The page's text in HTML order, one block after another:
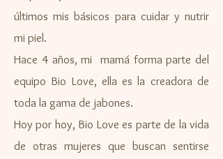
últimos mis básicos para cuidar y nutrir
mi piel.
Hace 4 años, mi mamá forma parte del
equipo Bio Love, ella es la creadora de
toda la gama de jabones.
Hoy por hoy, Bio Love es parte de la vida
de otras mujeres que buscan sentirse